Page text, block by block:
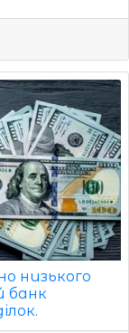
низького
банк